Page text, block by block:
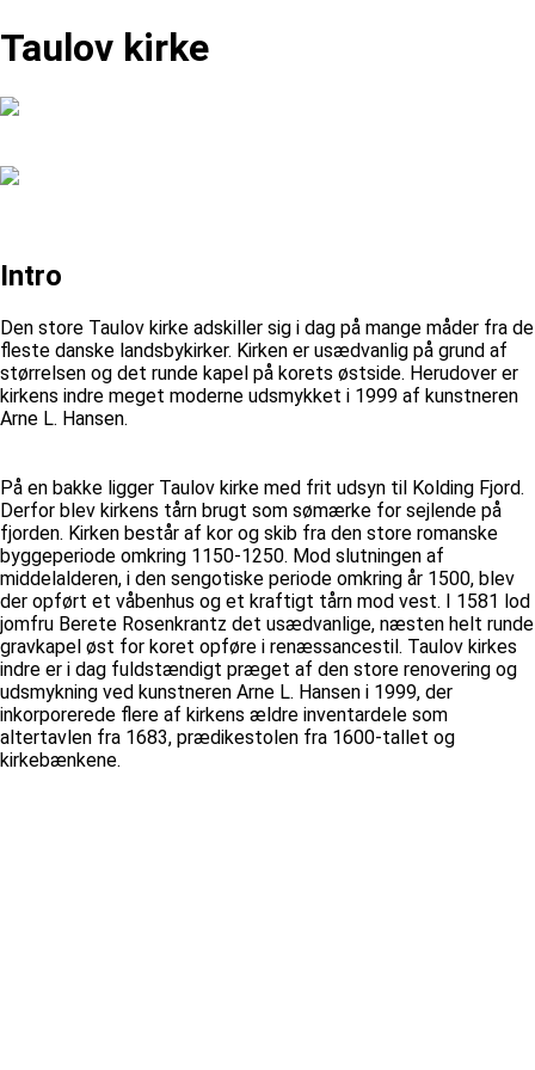
Taulov kirke
Intro
Den store Taulov kirke adskiller sig i dag på mange måder fra de
fleste danske landsbykirker. Kirken er usædvanlig på grund af
størrelsen og det runde kapel på korets østside. Herudover er
kirkens indre meget moderne udsmykket i 1999 af kunstneren
Arne L. Hansen.
På en bakke ligger Taulov kirke med frit udsyn til Kolding Fjord.
Derfor blev kirkens tårn brugt som sømærke for sejlende på
fjorden. Kirken består af kor og skib fra den store romanske
byggeperiode omkring 1150-1250. Mod slutningen af
middelalderen, i den sengotiske periode omkring år 1500, blev
der opført et våbenhus og et kraftigt tårn mod vest. I 1581 lod
jomfru Berete Rosenkrantz det usædvanlige, næsten helt runde
gravkapel øst for koret opføre i renæssancestil. Taulov kirkes
indre er i dag fuldstændigt præget af den store renovering og
udsmykning ved kunstneren Arne L. Hansen i 1999, der
inkorporerede flere af kirkens ældre inventardele som
altertavlen fra 1683, prædikestolen fra 1600-tallet og
kirkebænkene.